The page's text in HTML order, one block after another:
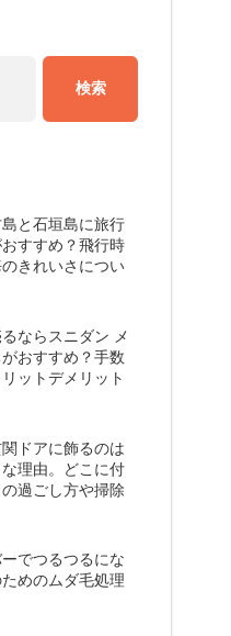
と石垣島に旅行
すすめ？飛行時
きれいさについ
ならスニダン メ
おすすめ？手数
ットデメリット
ドアに飾るのは
理由。どこに付
過ごし方や掃除
でつるつるにな
めのムダ毛処理